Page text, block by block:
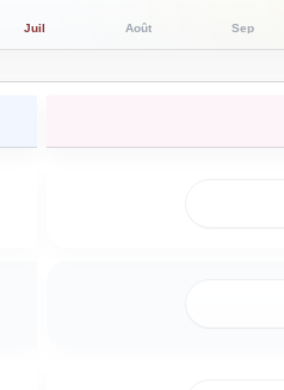
Juil Août Sep